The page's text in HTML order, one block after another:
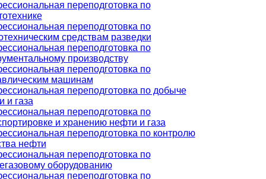
переподготовка по
переподготовка по
средствам разведки
переподготовка по
производству
переподготовка по
машинам
переподготовка по добыче
и газа
переподготовка по
и хранению нефти и газа
переподготовка по контролю
нефти
переподготовка по
оборудованию
переподготовка по